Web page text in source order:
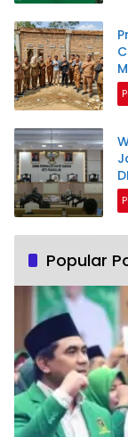
Popular